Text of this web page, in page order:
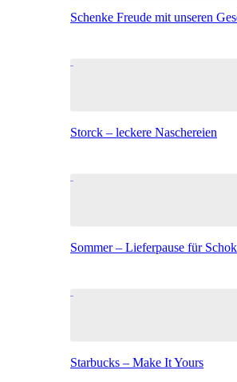
Schenke Freude mit unseren
Storck – leckere Naschereien
Sommer – Lieferpause für
Starbucks – Make It Yours